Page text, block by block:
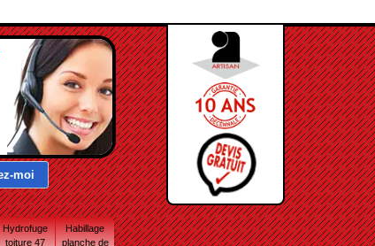
Hydrofuge
toiture 47
Habillage
planche de